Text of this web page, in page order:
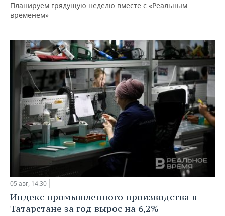
Планируем грядущую неделю вместе с «Реальным
временем»
05 авг, 14:30
Индекс промышленного производства в
Татарстане за год вырос на 6,2%